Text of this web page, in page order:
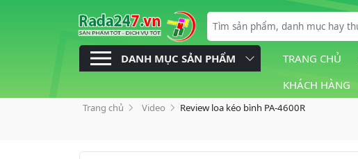
DANH MỤC SẢN PHẨM TRANG CHỦ
KHÁCH HÀNG
Trang chủ Video Review loa kéo bình PA-4600R